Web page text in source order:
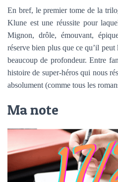
En bref, le premier tome de la
Klune est une réussite pour
Mignon, drôle, émouvant,
réserve bien plus que ce qu’il
beaucoup de profondeur. Entre
histoire de super-héros qui nous
absolument (comme tous les
Ma note